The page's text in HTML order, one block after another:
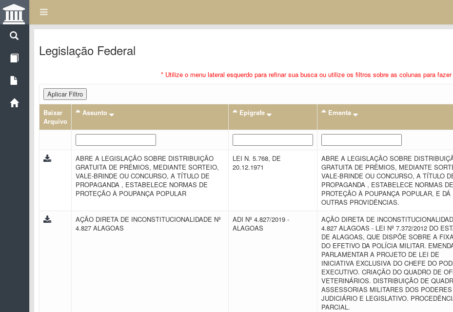
Legislação Federal
* Utilize o menu lateral esquerdo para refinar sua busca ou utilize os filtros sobre as colunas para
Aplicar Filtro
Baixar
Arquivo
Assunto Epigrafe Ementa
ABRE A LEGISLAÇÃO SOBRE DISTRIBUIÇÃO
GRATUITA DE PRÊMIOS, MEDIANTE SORTEIO,
VALE-BRINDE OU CONCURSO, A TÍTULO DE
PROPAGANDA , ESTABELECE NORMAS DE
PROTEÇÃO À POUPANÇA POPULAR
LEI N. 5.768, DE
20.12.1971
ABRE A LEGISLAÇÃO SOBRE
GRATUITA DE PRÊMIOS, MEDIANTE
VALE-BRINDE OU CONCURSO, A TÍTULO
PROPAGANDA , ESTABELECE NORMAS DE
PROTEÇÃO À POUPANÇA POPULAR, E DÁ
OUTRAS PROVIDÊNCIAS.
AÇÃO DIRETA DE INCONSTITUCIONALIDADE Nº
4.827 ALAGOAS
ADI Nº 4.827/2019 -
ALAGOAS
AÇÃO DIRETA DE
4.827 ALAGOAS - LEI Nº 7.372/2012 DO
DE ALAGOAS, QUE DISPÕE SOBRE A
DO EFETIVO DA POLÍCIA MILITAR.
PARLAMENTAR A PROJETO DE LEI DE
INICIATIVA EXCLUSIVA DO CHEFE DO
EXECUTIVO. CRIAÇÃO DO QUADRO DE
VETERINÁRIOS. DISTRIBUIÇÃO DE
ASSESSORIAS MILITARES DOS PODERES
JUDICIÁRIO E LEGISLATIVO.
PARCIAL.